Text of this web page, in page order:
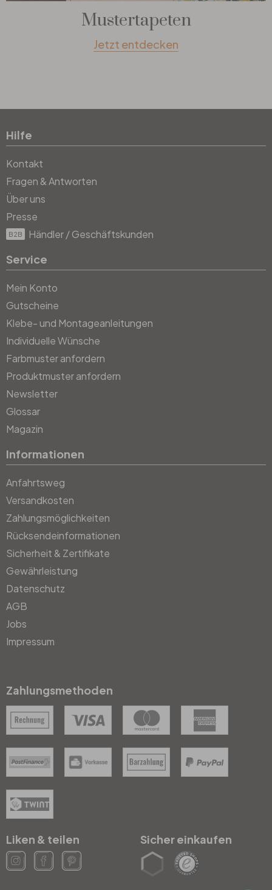
Mustertapeten
Jetzt entdecken
Hilfe
Kontakt
Fragen & Antworten
Über uns
Presse
B2B Händler / Geschäftskunden
Service
Mein Konto
Gutscheine
Klebe- und Montageanleitungen
Individuelle Wünsche
Farbmuster anfordern
Produktmuster anfordern
Newsletter
Glossar
Magazin
Informationen
Anfahrtsweg
Versandkosten
Zahlungsmöglichkeiten
Rücksendeinformationen
Sicherheit & Zertifikate
Gewährleistung
Datenschutz
AGB
Jobs
Impressum
Zahlungsmethoden
Liken & teilen Sicher einkaufen